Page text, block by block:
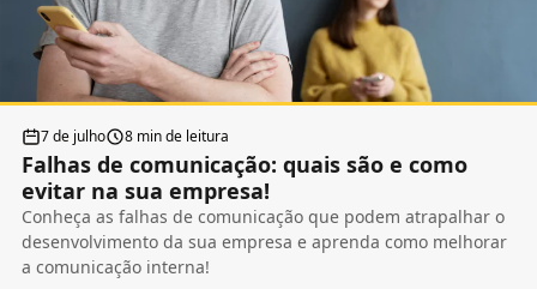
7 de julho 8 min de leitura
Falhas de comunicação: quais são e como
evitar na sua empresa!
Conheça as falhas de comunicação que podem atrapalhar o
desenvolvimento da sua empresa e aprenda como melhorar
a comunicação interna!